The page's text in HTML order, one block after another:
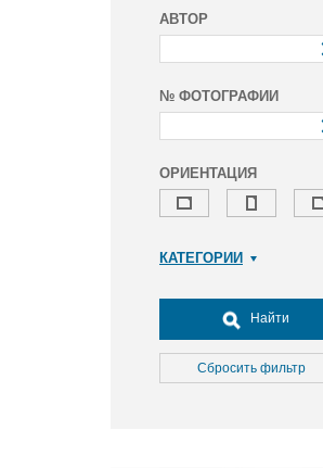
АВТОР
№ ФОТОГРАФИИ
ОРИЕНТАЦИЯ
КАТЕГОРИИ
Досуг, туризм и отдых
Культура
Медицина
Найти
Сбросить фильтр